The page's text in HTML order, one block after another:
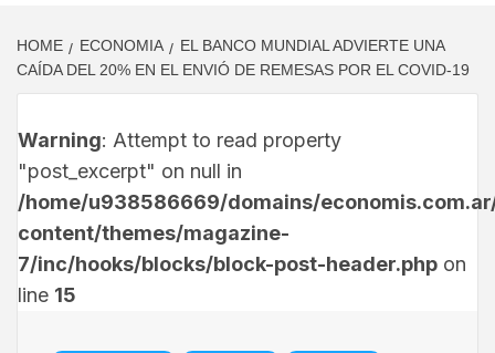
HOME ECONOMIA
EL BANCO MUNDIAL ADVIERTE UNA
CAÍDA DEL 20% EN EL ENVIÓ DE REMESAS POR EL COVID-19
Warning: Attempt to read property
"post_excerpt" on null in
/home/u938586669/domains/
content/themes/magazine-
7/inc/hooks/blocks/block-post-header.php on
line 15